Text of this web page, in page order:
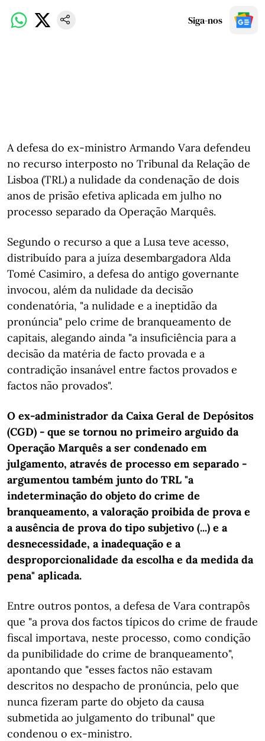
Siga-nos
A defesa do ex-ministro Armando Vara defendeu
no recurso interposto no Tribunal da Relação de
Lisboa (TRL) a nulidade da condenação de dois
anos de prisão efetiva aplicada em julho no
processo separado da Operação Marquês.
Segundo o recurso a que a Lusa teve acesso,
distribuído para a juíza desembargadora Alda
Tomé Casimiro, a defesa do antigo governante
invocou, além da nulidade da decisão
condenatória, "a nulidade e a ineptidão da
pronúncia" pelo crime de branqueamento de
capitais, alegando ainda "a insuficiência para a
decisão da matéria de facto provada e a
contradição insanável entre factos provados e
factos não provados".
O ex-administrador da Caixa Geral de Depósitos
(CGD) - que se tornou no primeiro arguido da
Operação Marquês a ser condenado em
julgamento, através de processo em separado -
argumentou também junto do TRL "a
indeterminação do objeto do crime de
branqueamento, a valoração proibida de prova e
a ausência de prova do tipo subjetivo (...) e a
desnecessidade, a inadequação e a
desproporcionalidade da escolha e da medida da
pena" aplicada.
Entre outros pontos, a defesa de Vara contrapôs
que "a prova dos factos típicos do crime de fraude
fiscal importava, neste processo, como condição
da punibilidade do crime de branqueamento",
apontando que "esses factos não estavam
descritos no despacho de pronúncia, pelo que
nunca fizeram parte do objeto da causa
submetida ao julgamento do tribunal" que
condenou o ex-ministro.